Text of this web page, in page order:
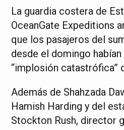
La guardia costera de
OceanGate Expeditions
que los pasajeros del
desde el domingo
“implosión catastrófica”
Además de Shahzada
Hamish Harding y del
Stockton Rush, director